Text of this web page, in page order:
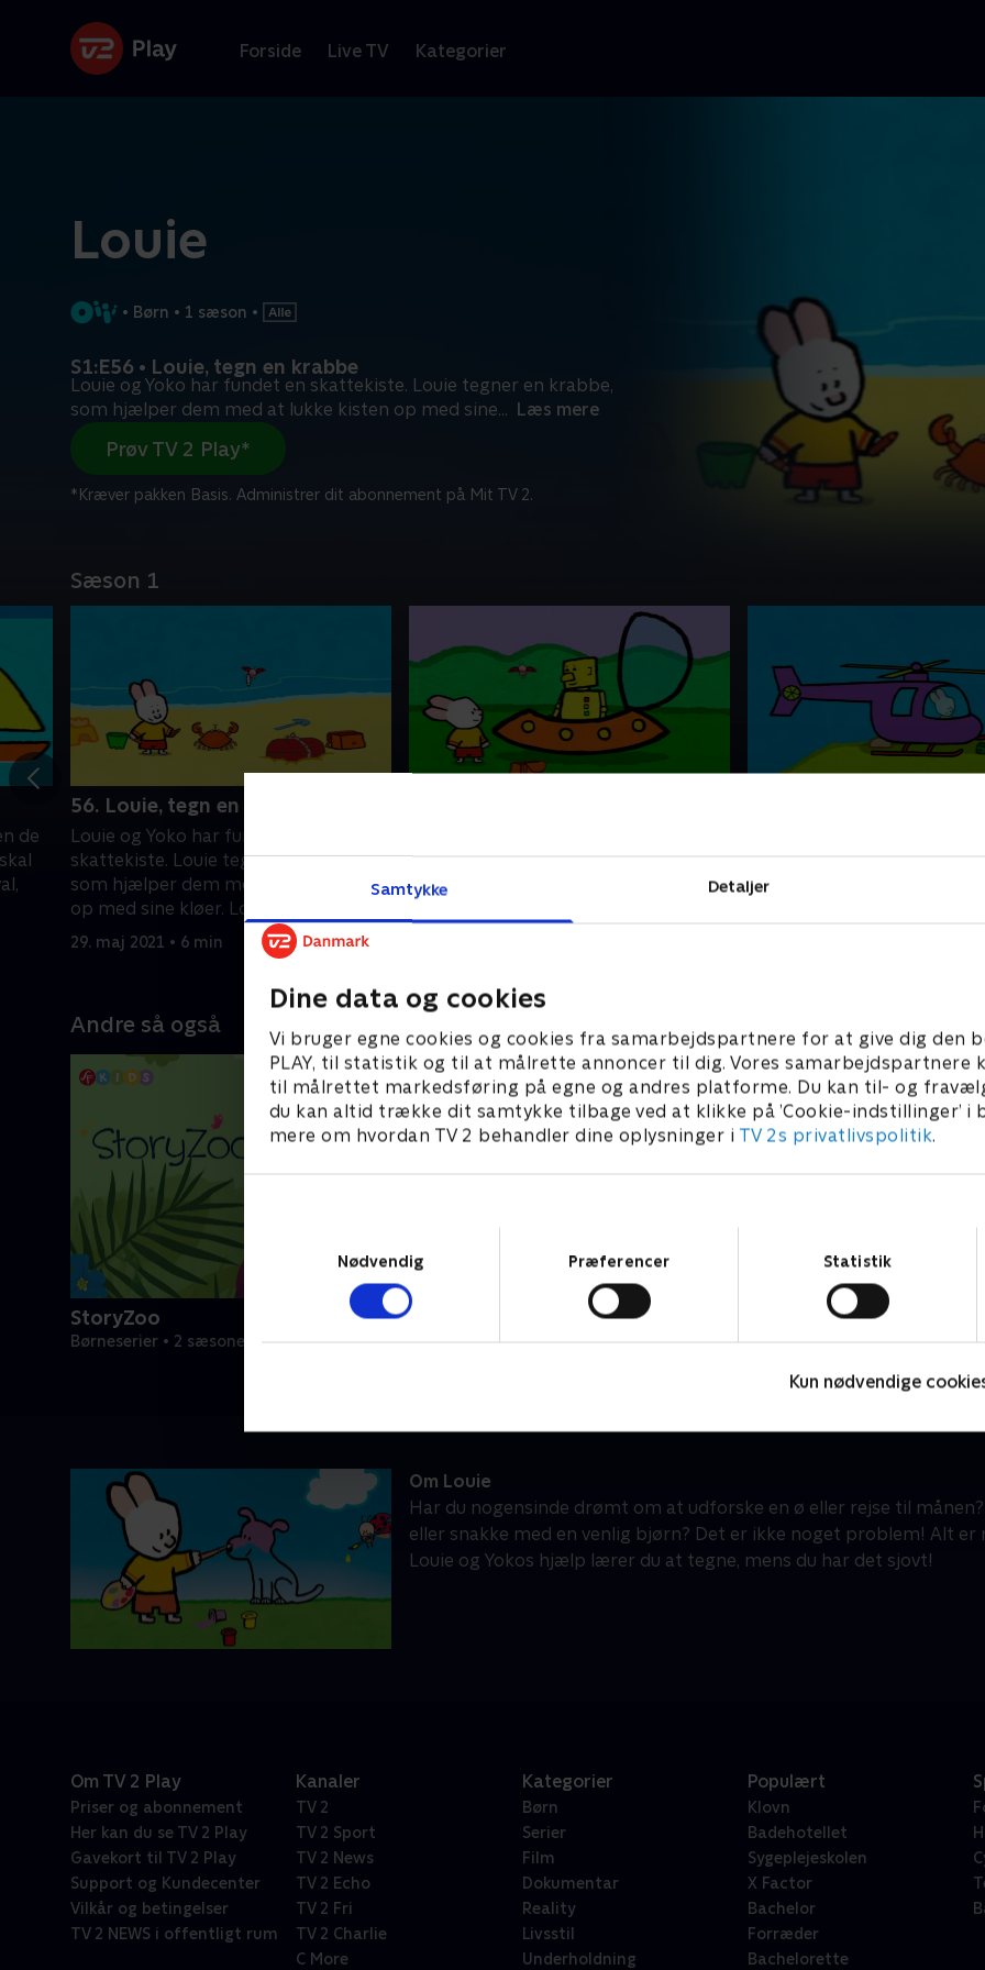
Samtykke Detaljer
Dine data og cookies
Vi bruger egne cookies og cookies fra samarbejdspartnere for at give dig den
PLAY, til statistik og til at målrette annoncer til dig. Vores samarbejdspartnere
til målrettet markedsføring på egne og andres platforme. Du kan til- og
du kan altid trække dit samtykke tilbage ved at klikke på ’Cookie-indstillinger’ i
mere om hvordan TV 2 behandler dine oplysninger i TV 2s privatlivspolitik.
Nødvendig
Præferencer Statistik
Kun nødvendige
Forside Live TV Kategorier
Louie
• Børn • 1 sæson •
S1:E56 • Louie, tegn en krabbe
Louie og Yoko har fundet en skattekiste. Louie tegner en krabbe,
som hjælper dem med at lukke kisten op med sine... Læs mere
Prøv TV 2 Play*
*Kræver pakken Basis. Administrer dit abonnement på Mit TV 2.
Sæson 1
de
56. Louie, tegn en krabbe
Louie og Yoko har fundet en
skattekiste. Louie tegner en krabbe,
som hjælper dem med at lukke kisten
op med sine kløer. Louie og Yoko
finder nogle sjove skatte!
29. maj 2021 • 6 min
robot fra rummet, som gerne vil
tilbage til sin planet. Louie tegner en
som skal flyve ham og Yoko
Andre så også
StoryZoo
Børneserier • 2 sæsoner
Miniteve: Aktiviteter
Om Louie
Har du nogensinde drømt om at udforske en ø eller rejse til
eller snakke med en venlig bjørn? Det er ikke noget problem! Alt er
Louie og Yokos hjælp lærer du at tegne, mens du har det sjovt!
Om TV 2 Play
Priser og abonnement
Her kan du se TV 2 Play
Gavekort til TV 2 Play
Support og Kundecenter
Vilkår og betingelser
TV 2 NEWS i offentligt rum
Kanaler
TV 2
TV 2 Sport
TV 2 News
TV 2 Echo
TV 2 Fri
TV 2 Charlie
C More
Kategorier
Børn
Serier
Film
Dokumentar
Reality
Livsstil
Underholdning
Populært
Klovn
Badehotellet
Sygeplejeskolen
X Factor
Bachelor
Forræder
Bachelorette